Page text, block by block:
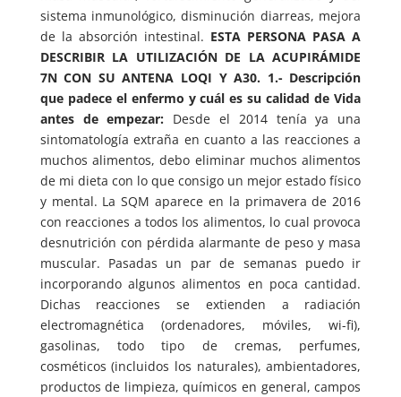
sistema inmunológico, disminución diarreas, mejora
de la absorción intestinal. ESTA PERSONA PASA A
DESCRIBIR LA UTILIZACIÓN DE LA ACUPIRÁMIDE
7N CON SU ANTENA LOQI Y A30. 1.- Descripción
que padece el enfermo y cuál es su calidad de Vida
antes de empezar: Desde el 2014 tenía ya una
sintomatología extraña en cuanto a las reacciones a
muchos alimentos, debo eliminar muchos alimentos
de mi dieta con lo que consigo un mejor estado físico
y mental. La SQM aparece en la primavera de 2016
con reacciones a todos los alimentos, lo cual provoca
desnutrición con pérdida alarmante de peso y masa
muscular. Pasadas un par de semanas puedo ir
incorporando algunos alimentos en poca cantidad.
Dichas reacciones se extienden a radiación
electromagnética (ordenadores, móviles, wi-fi),
gasolinas, todo tipo de cremas, perfumes,
cosméticos (incluidos los naturales), ambientadores,
productos de limpieza, químicos en general, campos